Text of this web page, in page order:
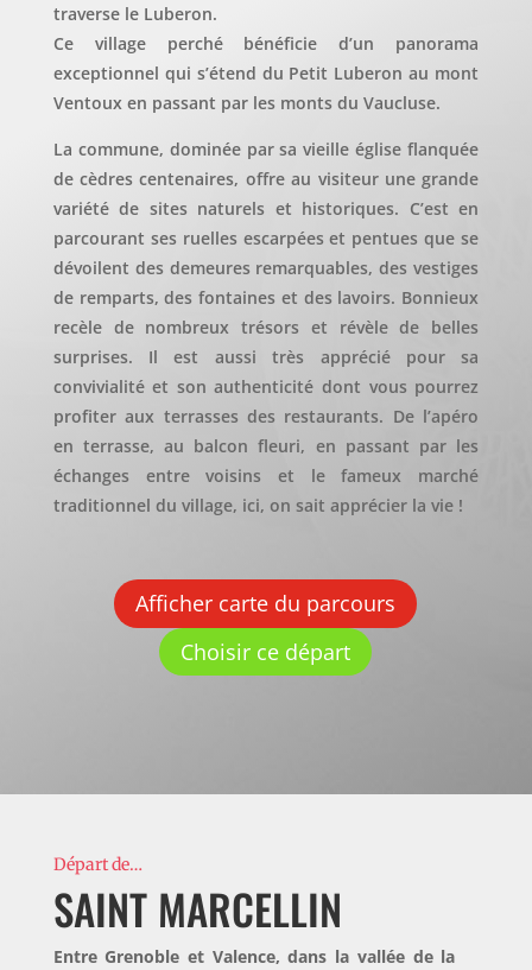
traverse le Luberon.
Ce village perché bénéficie d’un panorama
exceptionnel qui s’étend du Petit Luberon au mont
Ventoux en passant par les monts du Vaucluse.
La commune, dominée par sa vieille église flanquée
de cèdres centenaires, offre au visiteur une grande
variété de sites naturels et historiques. C’est en
parcourant ses ruelles escarpées et pentues que se
dévoilent des demeures remarquables, des vestiges
de remparts, des fontaines et des lavoirs. Bonnieux
recèle de nombreux trésors et révèle de belles
surprises. Il est aussi très apprécié pour sa
convivialité et son authenticité dont vous pourrez
profiter aux terrasses des restaurants. De l’apéro
en terrasse, au balcon fleuri, en passant par les
échanges entre voisins et le fameux marché
traditionnel du village, ici, on sait apprécier la vie !
Afficher carte du parcours
Choisir ce départ
Départ de…
SAINT MARCELLIN
Entre Grenoble et Valence, dans la vallée de la